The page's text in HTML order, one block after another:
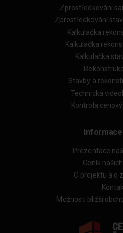
Zprostředkování
Zprostředkování
Kalkulačka
Kalkulačka
Kalkulačka
Stavby a
Technická
Kontrola
Informace
Prezentace
Ceník
O projektu a o
Možnosti bližší